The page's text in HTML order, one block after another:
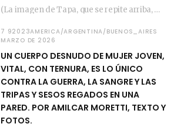
(La imagen de Tapa, que se repite arriba, fue compuesta por Amilcar Moretti el viernes…
7 92023AMERICA/ARGENTINA/BUENOS_AIRES
MARZO DE 2026
UN CUERPO DESNUDO DE MUJER JOVEN,
VITAL, CON TERNURA, ES LO ÚNICO
CONTRA LA GUERRA, LA SANGRE Y LAS
TRIPAS Y SESOS REGADOS EN UNA
PARED. POR AMILCAR MORETTI, TEXTO Y
FOTOS.